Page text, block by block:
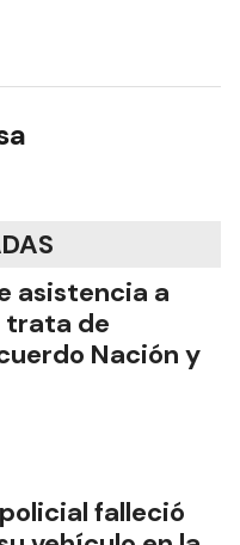
asistencia a
de
Nación y
falleció